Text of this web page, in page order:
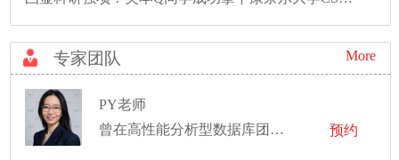
专家团队 More
PY老师
曾在高性能分析型数据库团队担任资深软件工程师
预约